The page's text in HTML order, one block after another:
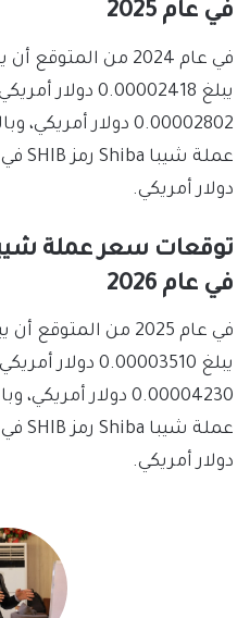
في عام 2025
في عام 2024 من
يبلغ 0.00002418
0.00002802 دولار
دولار أمريكي.
في عام 2026
في عام 2025 من
يبلغ 0.00003510
0.00004230 دولار
دولار أمريكي.